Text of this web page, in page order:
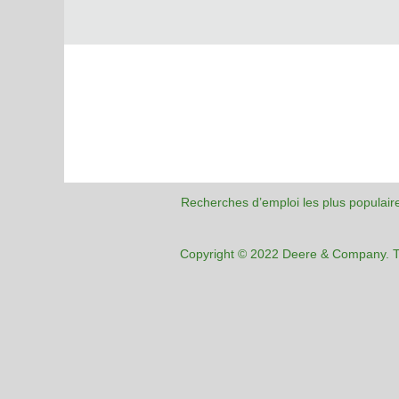
Recherches d’emploi les plus
Copyright © 2022 Deere & Company.